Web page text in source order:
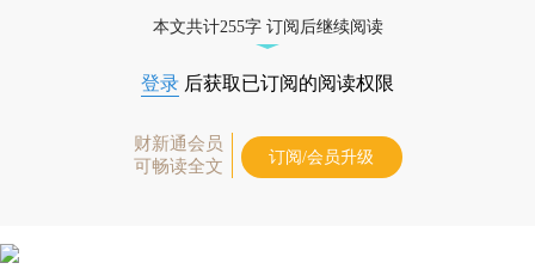
本文共计255字 订阅后继续阅读
登录 后获取已订阅的阅读权限
财新通会员
可畅读全文
订阅/会员升级